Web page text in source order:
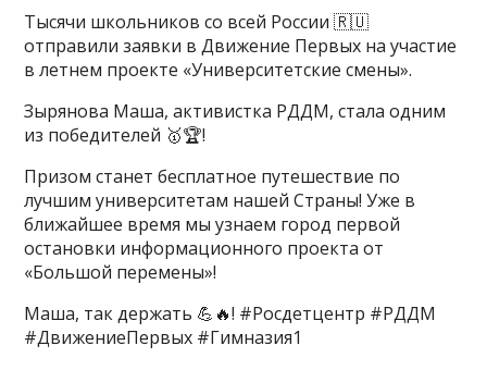
Тысячи школьников со всей России 🇷🇺
отправили заявки в Движение Первых на участие
в летнем проекте «Университетские смены».
Зырянова Маша, активистка РДДМ, стала одним
из победителей 🥇🏆!
Призом станет бесплатное путешествие по
лучшим университетам нашей Страны! Уже в
ближайшее время мы узнаем город первой
остановки информационного проекта от
«Большой перемены»!
Маша, так держать 💪🔥! #Росдетцентр #РДДМ
#ДвижениеПервых #Гимназия1